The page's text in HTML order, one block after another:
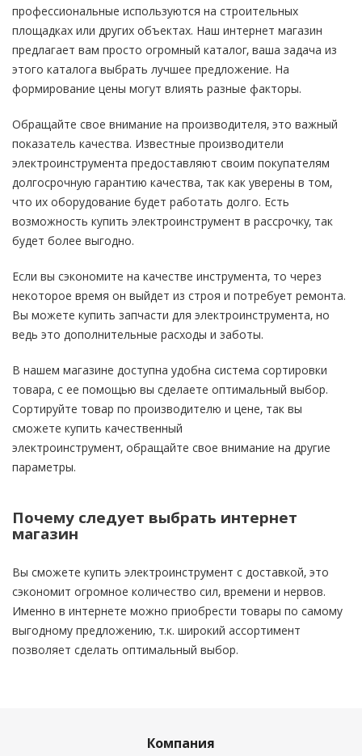
профессиональные используются на строительных
площадках или других объектах. Наш интернет магазин
предлагает вам просто огромный каталог, ваша задача из
этого каталога выбрать лучшее предложение. На
формирование цены могут влиять разные факторы.
Обращайте свое внимание на производителя, это важный
показатель качества. Известные производители
электроинструмента предоставляют своим покупателям
долгосрочную гарантию качества, так как уверены в том,
что их оборудование будет работать долго. Есть
возможность купить электроинструмент в рассрочку, так
будет более выгодно.
Если вы сэкономите на качестве инструмента, то через
некоторое время он выйдет из строя и потребует ремонта.
Вы можете купить запчасти для электроинструмента, но
ведь это дополнительные расходы и заботы.
В нашем магазине доступна удобна система сортировки
товара, с ее помощью вы сделаете оптимальный выбор.
Сортируйте товар по производителю и цене, так вы
сможете купить качественный
электроинструмент, обращайте свое внимание на другие
параметры.
Почему следует выбрать интернет
магазин
Вы сможете купить электроинструмент с доставкой, это
сэкономит огромное количество сил, времени и нервов.
Именно в интернете можно приобрести товары по самому
выгодному предложению, т.к. широкий ассортимент
позволяет сделать оптимальный выбор.
Компания